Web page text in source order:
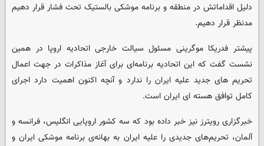
دلیل اقداماتش در منطقه و برنامه موشکی بالستیک تحت فشار قرار دهیم
مدنظر قرار دهیم.
پیشتر فدریکا موگرینی مسئول سیالت خارجی اتحادیه اروپا در همین
نشست گفت که این اتحادیه برنامه‌ای برای آغاز مذاکرات در جهت اعمال
تحریم های جدید علیه ایران را ندارد و آنچه اکنون اهمیت دارد اجرای
کامل توافق هسته ای ایران است.
خبرگزاری رویترز نیز خبر داده بود که سه کشور اروپایی انگلیس، فرانسه و
آلمان، تحریم‌های جدیدی را علیه ایران به بهانه‌ی برنامه موشکی ایران و